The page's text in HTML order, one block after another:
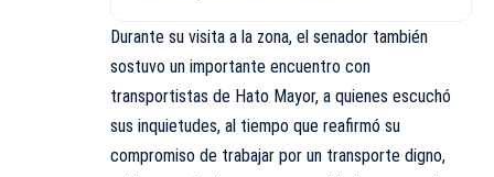
Durante su visita a la zona, el senador también
sostuvo un importante encuentro con
transportistas de Hato Mayor, a quienes escuchó
sus inquietudes, al tiempo que reafirmó su
compromiso de trabajar por un transporte digno,